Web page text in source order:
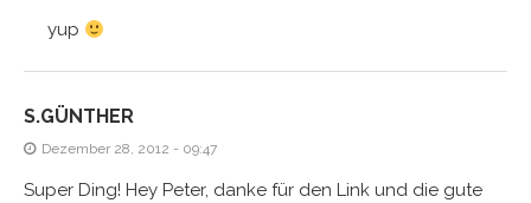
yup
S.GÜNTHER
Dezember 28, 2012 - 09:47
Super Ding! Hey Peter, danke für den Link und die gute